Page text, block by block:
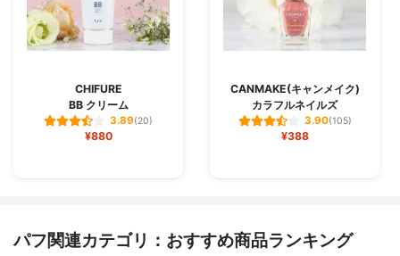
CHIFURE
BB クリーム
3.89(20)
¥880
CANMAKE(キャンメイク)
カラフルネイルズ
3.90(105)
¥388
パフ関連カテゴリ：おすすめ商品ランキング